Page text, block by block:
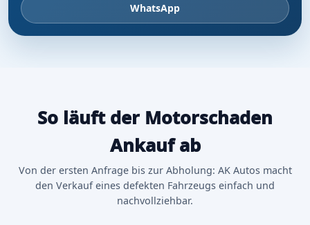
WhatsApp
So läuft der Motorschaden
Ankauf ab
Von der ersten Anfrage bis zur Abholung: AK Autos macht
den Verkauf eines defekten Fahrzeugs einfach und
nachvollziehbar.